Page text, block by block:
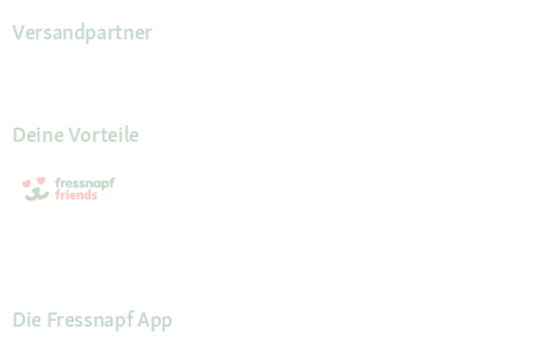
Versandpartner
Deine Vorteile
Die Fressnapf App